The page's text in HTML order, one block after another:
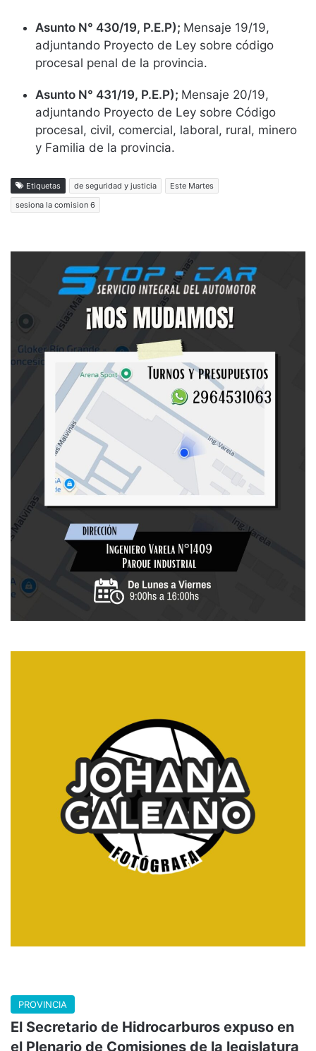
Asunto N° 430/19, P.E.P); Mensaje 19/19,
adjuntando Proyecto de Ley sobre código
procesal penal de la provincia.
Asunto N° 431/19, P.E.P); Mensaje 20/19,
adjuntando Proyecto de Ley sobre Código
procesal, civil, comercial, laboral, rural, minero
y Familia de la provincia.
Etiquetas de seguridad y justicia
Este Martes
sesiona la comision 6